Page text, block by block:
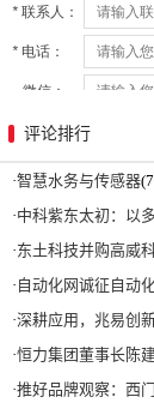
评论排行
·智慧水务与传感器
·中科紫东太初：以
·东土科技并购高威
· 自动化网诚征自动
·深耕应用，兆易创
·恒力集团董事长陈建华：致力于打
·推好品牌观察：西